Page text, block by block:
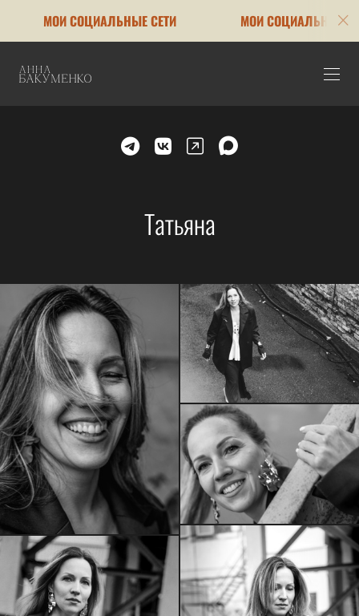
МОИ СОЦИАЛЬНЫЕ СЕТИ МОИ СОЦИАЛЬНЫЕ СЕТИ
Татьяна